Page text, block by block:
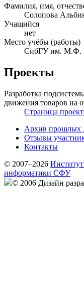
Фамилия, имя,
Солопова
Учащийся
нет
Место учёбы (работы)
СибГУ им. М.Ф.
Проекты
Разработка
движения товаров на
Страница
Архив прошлых
Отзывы
Контакты
© 2007–2026
информатики СФУ
© 2006 Дизайн